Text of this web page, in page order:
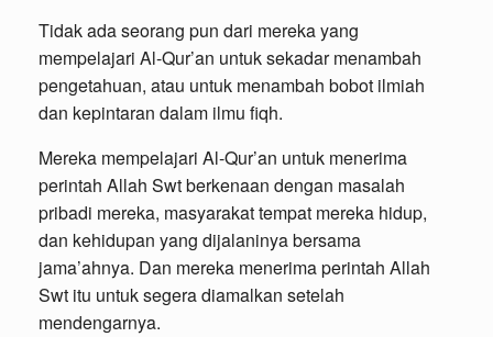
Tidak ada seorang pun dari mereka yang
mempelajari Al-Qur’an untuk sekadar menambah
pengetahuan, atau untuk menambah bobot ilmiah
dan kepintaran dalam ilmu fiqh.
Mereka mempelajari Al-Qur’an untuk menerima
perintah Allah Swt berkenaan dengan masalah
pribadi mereka, masyarakat tempat mereka hidup,
dan kehidupan yang dijalaninya bersama
jama’ahnya. Dan mereka menerima perintah Allah
Swt itu untuk segera diamalkan setelah
mendengarnya.